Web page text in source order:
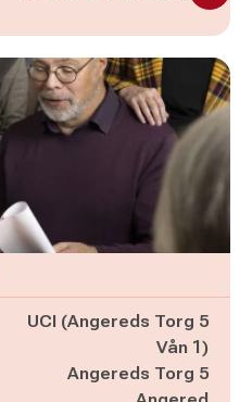
UCI (Angereds Torg 5
Vån 1)
Angereds Torg 5